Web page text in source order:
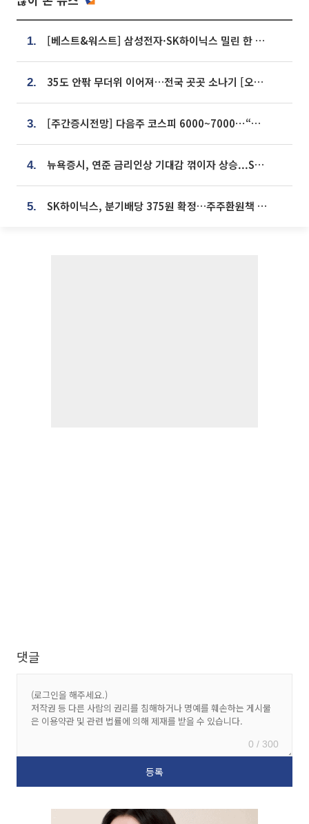
1. [베스트&워스트] 삼성전자·SK하이닉스 밀린 한 주…상상인증권은 85% 급등
2. 35도 안팎 무더위 이어져…전국 곳곳 소나기 [오늘 날씨]
3. [주간증시전망] 다음주 코스피 6000~7000⋯“外人 수급은 정책이 변수”
4. 뉴욕증시, 연준 금리인상 기대감 꺾이자 상승...S&P500 사상 최고치 [종합]
5. SK하이닉스, 분기배당 375원 확정…주주환원책 9월로 앞당겨 발표
댓글
0 / 300